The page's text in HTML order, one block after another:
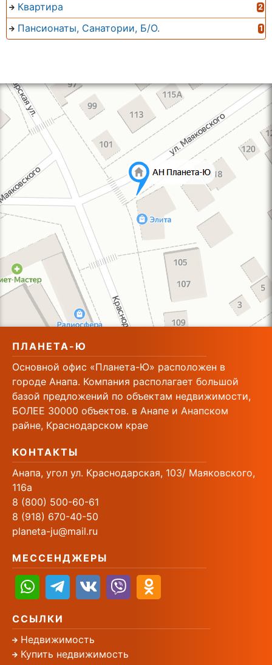
Квартира 2
Пансионаты, Санатории, Б/О. 1
ПЛАНЕТА-Ю
Основной офис «Планета-Ю» расположен в
городе Анапа. Компания располагает большой
базой предложений по объектам недвижимости,
БОЛЕЕ 30000 объектов. в Анапе и Анапском
райне, Краснодарском крае
КОНТАКТЫ
Анапа, угол ул. Краснодарская, 103/ Маяковского,
116а
8 (800) 500-60-61
8 (918) 670-40-50
planeta-ju@mail.ru
МЕССЕНДЖЕРЫ
ССЫЛКИ
Недвижимость
Купить недвижимость